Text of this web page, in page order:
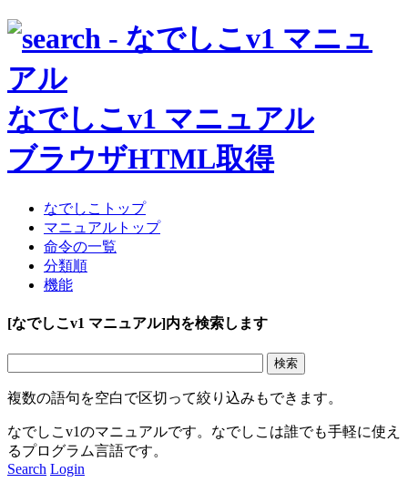
なでしこv1 マニュアル
ブラウザHTML取得
なでしこトップ
マニュアルトップ
命令の一覧
分類順
機能
[なでしこv1 マニュアル]内を検索します
複数の語句を空白で区切って絞り込みもできます。
なでしこv1のマニュアルです。なでしこは誰でも手軽に使え
るプログラム言語です。
Search Login